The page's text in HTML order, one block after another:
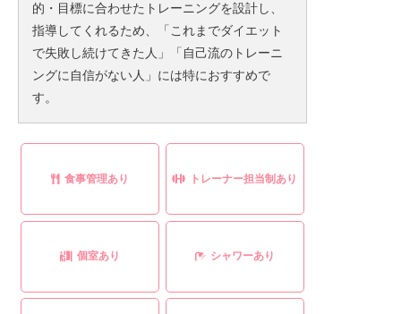
的・目標に合わせたトレーニングを設計し、
指導してくれるため、「これまでダイエット
で失敗し続けてきた人」「自己流のトレーニ
ングに自信がない人」には特におすすめで
す。
食事管理あり トレーナー担当制あり
個室あり シャワーあり